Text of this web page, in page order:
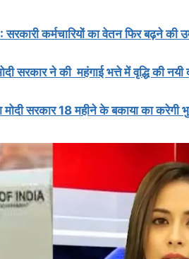
का वेतन फिर बढ़ने की
ने की महंगाई भत्ते में वृद्धि की नयी
सरकार 18 महीने के बकाया का करेगी